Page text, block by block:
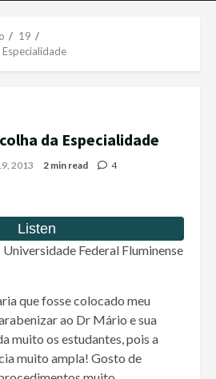
19
Especialidade
da Especialidade
2013 2 min read 4
Federal Fluminense
que fosse colocado meu
ao Dr Mário e sua
muito os estudantes, pois a
muito ampla! Gosto de